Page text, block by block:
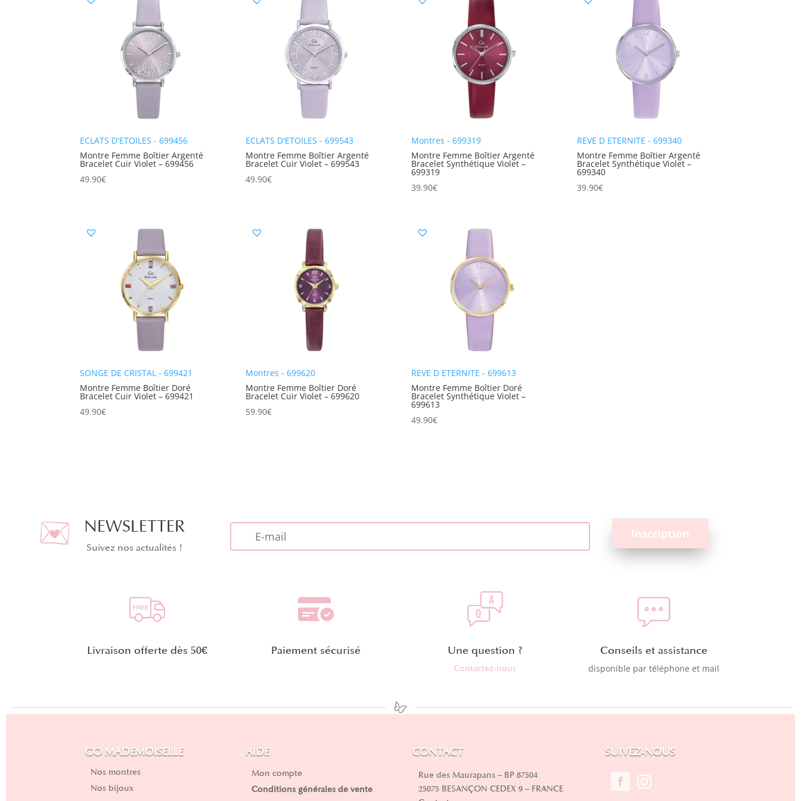
ECLATS D'ETOILES - 699456
Montre Femme Boîtier Argenté
Bracelet Cuir Violet – 699456
49.90€
ECLATS D'ETOILES - 699543
Montre Femme Boîtier Argenté
Bracelet Cuir Violet – 699543
49.90€
Montres - 699319
Montre Femme Boîtier Argenté
Bracelet Synthétique Violet –
699319
39.90€
REVE D ETERNITE - 699340
Montre Femme Boîtier Argenté
Bracelet Synthétique Violet –
699340
39.90€
SONGE DE CRISTAL - 699421
Montre Femme Boîtier Doré
Bracelet Cuir Violet – 699421
49.90€
Montres - 699620
Montre Femme Boîtier Doré
Bracelet Cuir Violet – 699620
59.90€
REVE D ETERNITE - 699613
Montre Femme Boîtier Doré
Bracelet Synthétique Violet –
699613
49.90€
NEWSLETTER
Suivez nos actualités !
Livraison offerte dès 50€ Paiement sécurisé Une question ?
Contactez-nous
Conseils et assistance
disponible par téléphone et mail
GO MADEMOISELLE
Nos montres
Nos bijoux
AIDE
Mon compte
Conditions générales de vente
CONTACT
Rue des Maurapans – BP 87504
25075 BESANÇON CEDEX 9 – FRANCE
SUIVEZ-NOUS